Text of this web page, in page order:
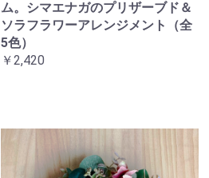
ム。シマエナガのプリザーブド＆
ソラフラワーアレンジメント（全
5色）
￥2,420